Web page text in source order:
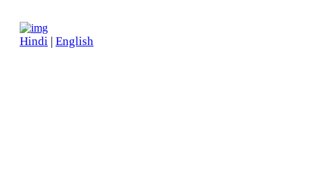
Hindi | English